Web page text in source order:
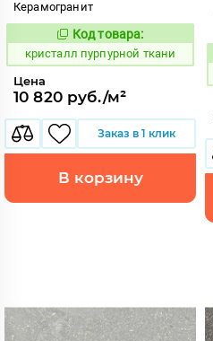
Керамогранит
821980
Код товара:
кристалл пурпурной ткани
Цена
10 820 руб./м²
Заказ в 1 клик
В корзину